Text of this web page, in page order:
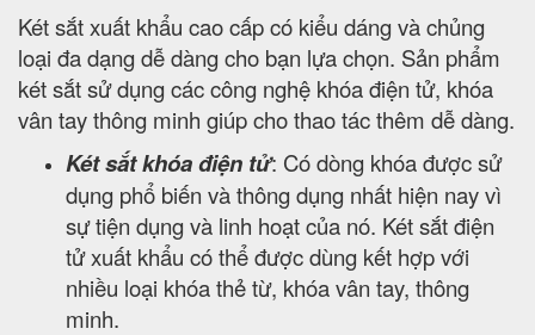
Két sắt xuất khẩu cao cấp có kiểu dáng và chủng
loại đa dạng dễ dàng cho bạn lựa chọn. Sản phẩm
két sắt sử dụng các công nghệ khóa điện tử, khóa
vân tay thông minh giúp cho thao tác thêm dễ dàng.
Két sắt khóa điện tử: Có dòng khóa được sử
dụng phổ biến và thông dụng nhất hiện nay vì
sự tiện dụng và linh hoạt của nó. Két sắt điện
tử xuất khẩu có thể được dùng kết hợp với
nhiều loại khóa thẻ từ, khóa vân tay, thông
minh.